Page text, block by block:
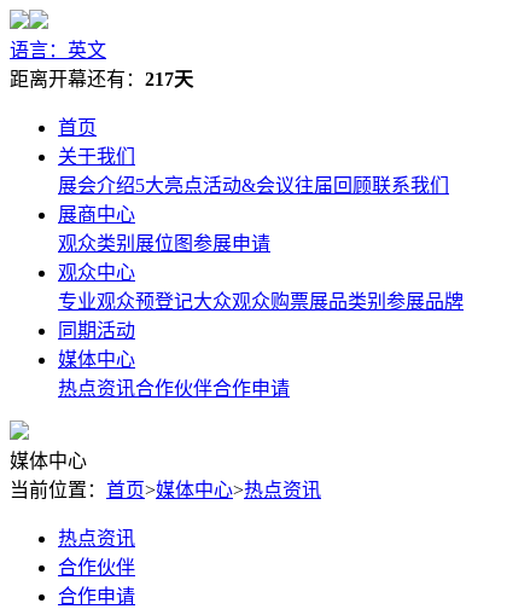
语言：英文
距离开幕还有： 217天
首页
关于我们
展会介绍5大亮点活动&会议往届回顾联系我们
展商中心
观众类别 展位图参展申请
观众中心
专业观众预登记大众观众购票展品类别 参展品牌
同期活动
媒体中心
热点资讯合作伙伴合作申请
媒体中心
当前位置： 首页>媒体中心>热点资讯
热点资讯
合作伙伴
合作申请